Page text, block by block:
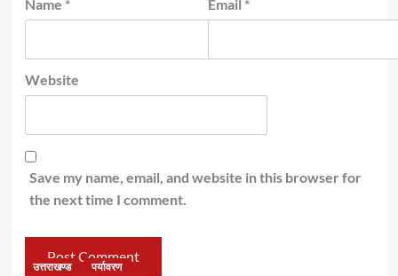
Name * Email *
Website
Save my name, email, and website in this browser for
the next time I comment.
उत्तराखण्ड पर्यावरण